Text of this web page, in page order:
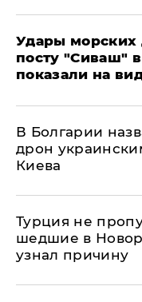
Удары
посту "Сиваш"
показали на
В Болгарии
дрон
Киева
Турция не
шедшие в
узнал причину